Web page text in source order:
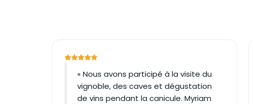
« Nous avons participé à la visite du
vignoble, des caves et dégustation
de vins pendant la canicule. Myriam